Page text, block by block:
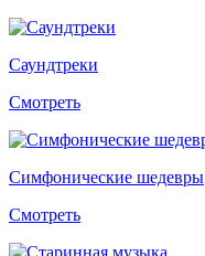
Саундтреки
Смотреть
Симфонические шедевры
Смотреть